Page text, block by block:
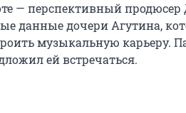
— перспективный
данные дочери Агутина,
музыкальную карьеру.
ей встречаться.